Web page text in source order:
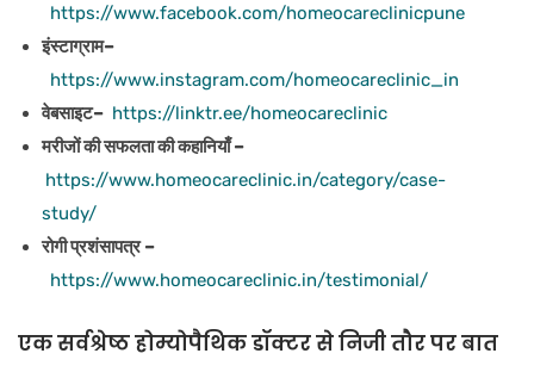
https://www.facebook.com/homeocareclinicpune
इंस्टाग्राम–
https://www.instagram.com/homeocareclinic_in
वेबसाइट– https://linktr.ee/homeocareclinic
मरीजों की सफलता की कहानियाँ –
https://www.homeocareclinic.in/category/case-
study/
रोगी प्रशंसापत्र –
https://www.homeocareclinic.in/testimonial/
एक सर्वश्रेष्ठ होम्योपैथिक डॉक्टर से निजी तौर पर बात